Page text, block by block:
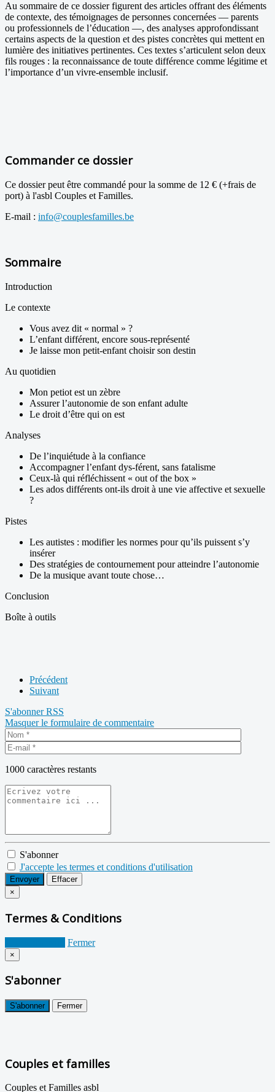
Au sommaire de ce dossier figurent des articles offrant des éléments
de contexte, des témoignages de personnes concernées — parents
ou professionnels de l’éducation —, des analyses approfondissant
certains aspects de la question et des pistes concrètes qui mettent en
lumière des initiatives pertinentes. Ces textes s’articulent selon deux
fils rouges : la reconnaissance de toute différence comme légitime et
l’importance d’un vivre-ensemble inclusif.
Commander ce dossier
Ce dossier peut être commandé pour la somme de 12 € (+frais de
port) à l'asbl Couples et Familles.
E-mail : info@couplesfamilles.be
Sommaire
Introduction
Le contexte
Vous avez dit « normal » ?
L’enfant différent, encore sous-représenté
Je laisse mon petit-enfant choisir son destin
Au quotidien
Mon petiot est un zèbre
Assurer l’autonomie de son enfant adulte
Le droit d’être qui on est
Analyses
De l’inquiétude à la confiance
Accompagner l’enfant dys-férent, sans fatalisme
Ceux-là qui réfléchissent « out of the box »
Les ados différents ont-ils droit à une vie affective et sexuelle
?
Pistes
Les autistes : modifier les normes pour qu’ils puissent s’y
insérer
Des stratégies de contournement pour atteindre l’autonomie
De la musique avant toute chose…
Conclusion
Boîte à outils
Précédent
Suivant
S'abonnerRSS
Masquer le formulaire de commentaire
1000 caractères restants
S'abonner
J'accepte les termes et conditions d'utilisation
Envoyer
Effacer
×
Termes & Conditions
Fermer
×
S'abonner
S'abonner Fermer
Couples et familles
Couples et Familles asbl